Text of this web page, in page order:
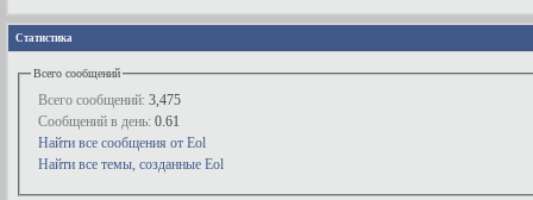
Статистика
Всего сообщений
Всего сообщений: 3,475
Сообщений в день: 0.61
Найти все сообщения от Eol
Найти все темы, созданные Eol